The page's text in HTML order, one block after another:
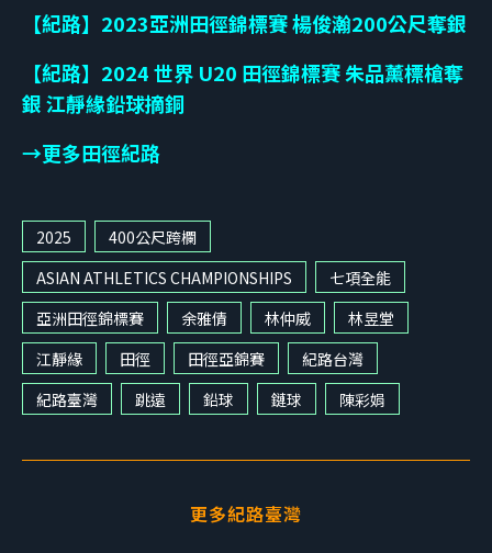
【紀路】2023亞洲田徑錦標賽 楊俊瀚200公尺奪銀
【紀路】2024 世界 U20 田徑錦標賽 朱品薰標槍奪
銀 江靜緣鉛球摘銅
→更多田徑紀路
2025
400公尺跨欄
ASIAN ATHLETICS CHAMPIONSHIPS
七項全能
亞洲田徑錦標賽
余雅倩 林仲威
林昱堂
江靜緣
田徑 田徑亞錦賽
紀路台灣
紀路臺灣
跳遠 鉛球 鏈球 陳彩娟
更多紀路臺灣